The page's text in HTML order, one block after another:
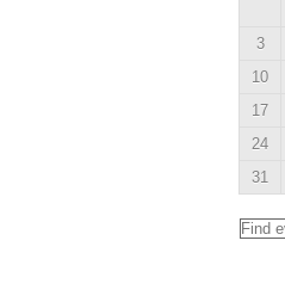
3
10
17
24
31